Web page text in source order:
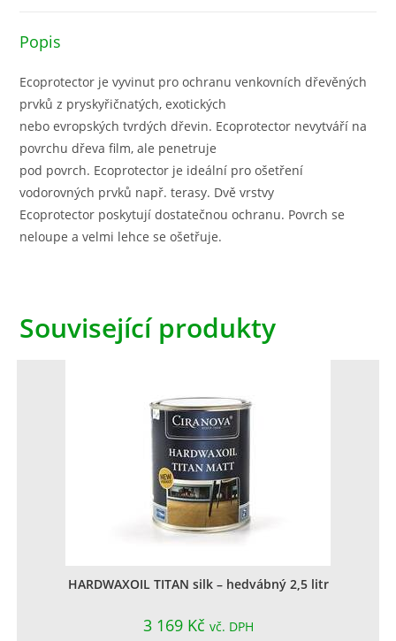
Popis
Ecoprotector je vyvinut pro ochranu venkovních dřevěných
prvků z pryskyřičnatých, exotických
nebo evropských tvrdých dřevin. Ecoprotector nevytváří na
povrchu dřeva film, ale penetruje
pod povrch. Ecoprotector je ideální pro ošetření
vodorovných prvků např. terasy. Dvě vrstvy
Ecoprotector poskytují dostatečnou ochranu. Povrch se
neloupe a velmi lehce se ošetřuje.
Související produkty
HARDWAXOIL TITAN silk – hedvábný 2,5 litr
3 169 Kč vč. DPH